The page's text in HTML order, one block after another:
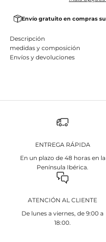
Envío gratuito en compras
Descripción
medidas y composición
Envíos y devoluciones
ENTREGA RÁPIDA
En un plazo de 48 horas en la
Península Ibérica.
ATENCIÓN AL CLIENTE
De lunes a viernes, de 9:00 a
18:00.